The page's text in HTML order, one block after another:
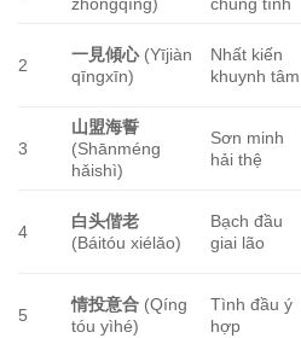
2
一見傾心(Yījiàn
qīngxīn)
Nhất kiến
khuynh tâm
3
山盟海誓
(Shānméng
hǎishì)
Sơn minh
hải thệ
4
白头偕老
(Báitóu xiélǎo)
Bạch đầu
giai lão
5
情投意合 (Qíng
tóu yìhé)
Tình đầu ý
hợp